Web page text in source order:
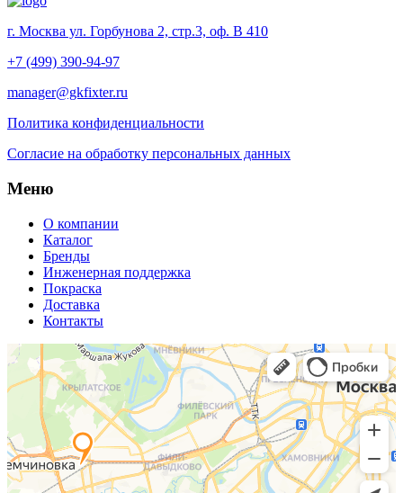
г. Москва ул. Горбунова 2, стр.3, оф. В 410
+7 (499) 390-94-97
manager@gkfixter.ru
Политика конфиденциальности
Согласие на обработку персональных данных
Меню
О компании
Каталог
Бренды
Инженерная поддержка
Покраска
Доставка
Контакты